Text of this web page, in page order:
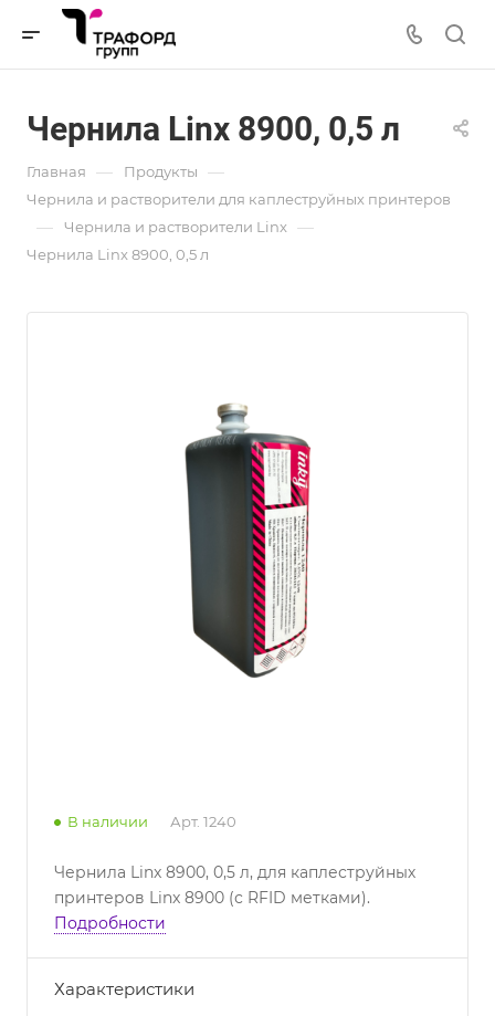
Чернила Linx 8900, 0,5 л
Главная — Продукты —
Чернила и растворители для каплеструйных принтеров
— Чернила и растворители Linx —
Чернила Linx 8900, 0,5 л
В наличии Арт. 1240
Чернила Linx 8900, 0,5 л, для каплеструйных
принтеров Linx 8900 (с RFID метками).
Подробности
Характеристики